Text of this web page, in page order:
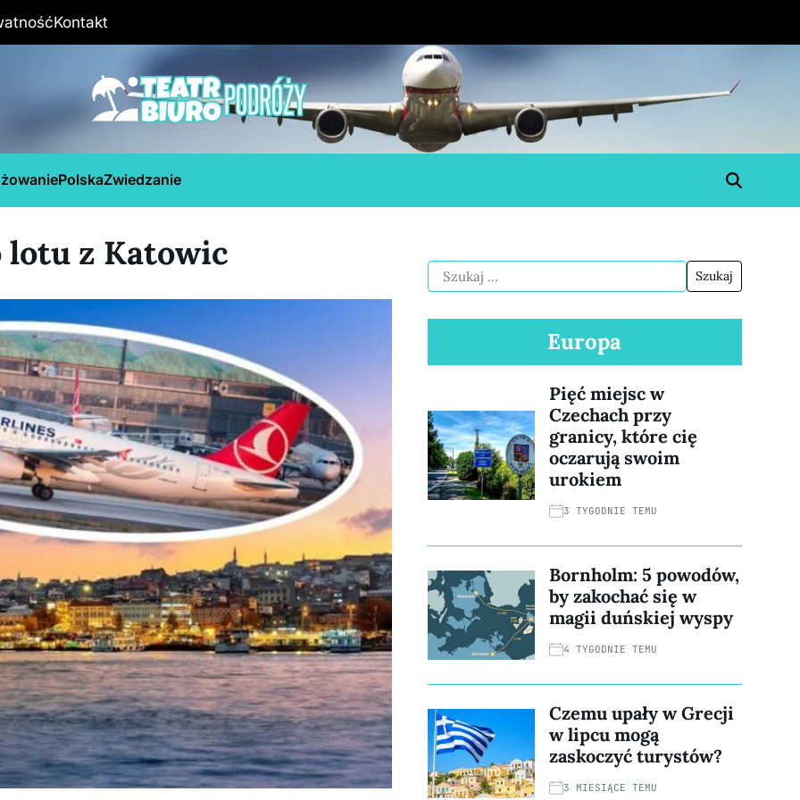
Kontakt
PolskaZwiedzanie
lotu z Katowic
Europa
Pięć miejsc w
Czechach przy
granicy, które cię
oczarują swoim
urokiem
3 TYGODNIE TEMU
Bornholm: 5 powodów,
by zakochać się w
magii duńskiej wyspy
4 TYGODNIE TEMU
Czemu upały w Grecji
w lipcu mogą
zaskoczyć turystów?
3 MIESIĄCE TEMU